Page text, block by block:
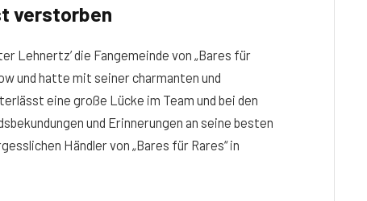
verstorben
Lehnertz’ die Fangemeinde von „Bares für
und hatte mit seiner charmanten und
eine große Lücke im Team und bei den
und Erinnerungen an seine besten
Händler von „Bares für Rares“ in